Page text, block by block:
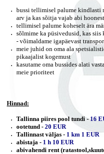
bussi tellimisel palume kindlasti
arv ja kas sõitja vajab abi
tellimisel palume koheselt ära
sõlmime ka püsivedusid, kas
- võimaldame igapäevast
meie juhid on oma ala
pikaajalist kogemust
kasutame oma bussides alati
meie prioriteet
Hinnad:
Tallinna piires pool tundi -16
ootetund - 20 EUR
Tallinnast väljas - 1 km 1 EUR
abistaja - 1 h 10 EUR
abivahendi rent